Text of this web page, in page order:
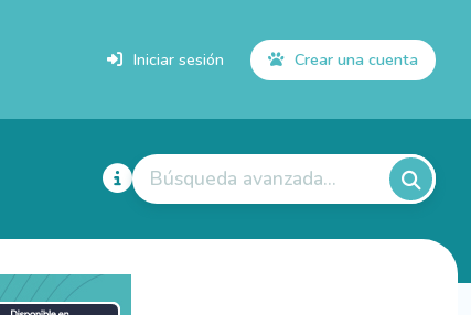
Iniciar sesión Crear una cuenta
Búsqueda avanzada...